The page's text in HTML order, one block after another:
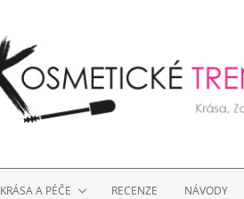
KRÁSA A PÉČE RECENZE NÁVODY